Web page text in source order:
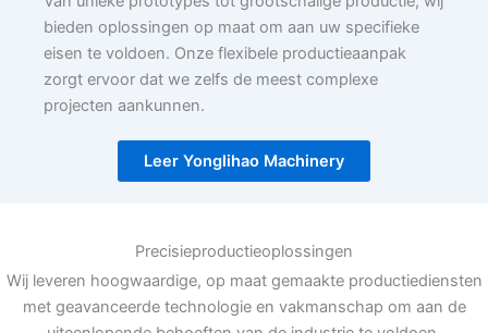
bieden oplossingen op maat om aan uw specifieke
eisen te voldoen. Onze flexibele productieaanpak
zorgt ervoor dat we zelfs de meest complexe
projecten aankunnen.
Leer Yonglihao Machinery
Precisieproductieoplossingen
Wij leveren hoogwaardige, op maat gemaakte productiediensten
met geavanceerde technologie en vakmanschap om aan de